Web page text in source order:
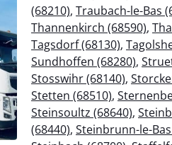
(68210), Traubach-le-Bas
Thannenkirch (68590),
Tagsdorf (68130),
Sundhoffen (68280),
Stosswihr (68140),
Stetten (68510),
Steinsoultz (68640),
(68440), Steinbrunn-le-